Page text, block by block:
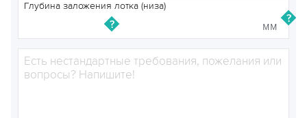
Глубина заложения лотка (низа)
мм
Трубопроводы